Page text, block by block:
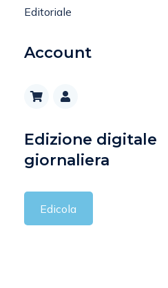
Editoriale
Account
Edizione digitale
giornaliera
Edicola